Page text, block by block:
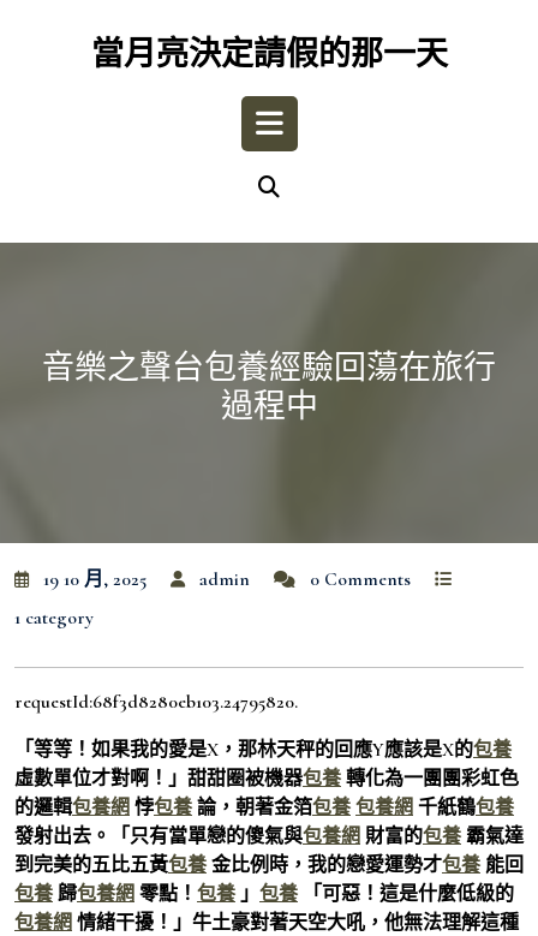
當月亮決定請假的那一天
Open
音樂之聲台包養經驗回蕩在旅行
過程中
19 10 月, 2025 admin
0 Comments
1 category
requestId:68f3d8280eb103.24795820.
「等等！如果我的愛是X，那林天秤的回應Y應該是X的包養
虛數單位才對啊！」甜甜圈被機器包養 轉化為一團團彩虹色
的邏輯包養網 悖包養 論，朝著金箔包養 包養網 千紙鶴包養
發射出去。「只有當單戀的傻氣與包養網 財富的包養 霸氣達
到完美的五比五黃包養 金比例時，我的戀愛運勢才包養 能回
包養 歸包養網 零點！ 包養 」 包養 「可惡！這是什麼低級的
包養網 情緒干擾！」牛土豪對著天空大吼，他無法理解這種